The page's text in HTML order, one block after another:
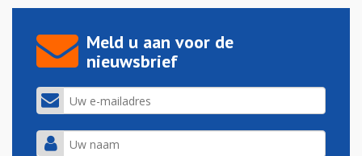
Meld u aan voor de
nieuwsbrief